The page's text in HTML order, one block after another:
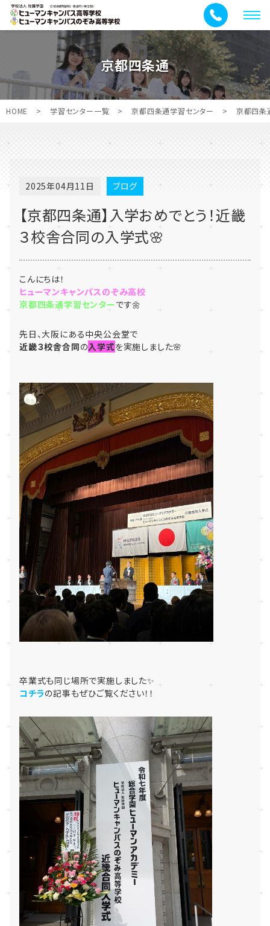
メ
ニ
ュ
ー
京都四条通
HOME > 学習センター一覧 > 京都四条通学習センター > 京都四条
2025年04月11日 ブログ
【京都四条通】入学おめでとう！近畿
３校舎合同の入学式🌸
こんにちは！
ヒューマンキャンパスのぞみ高校
京都四条通学習センターです🌼
先日、大阪にある中央公会堂で
近畿３校舎合同の入学式を実施しました🌸
卒業式も同じ場所で実施しました✨
コチラの記事もぜひご覧ください！！